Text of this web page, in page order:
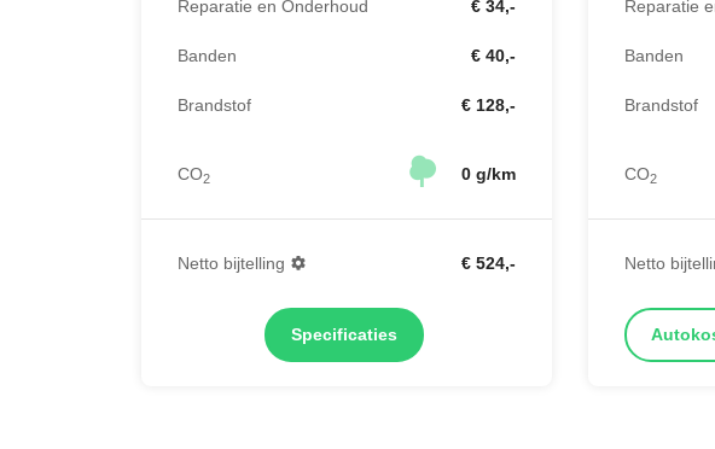
Reparatie en Onderhoud € 34,-
Banden € 40,-
Brandstof € 128,-
CO2 0 g/km
Netto bijtelling € 524,-
Specificaties
Reparatie
Banden
Brandstof
CO2
Netto